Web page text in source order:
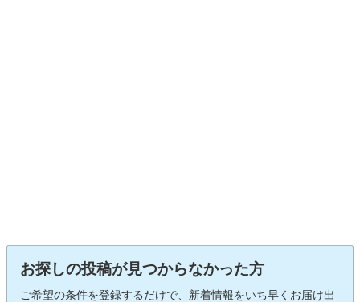
お探しの投稿が見つからなかった方
ご希望の条件を登録するだけで、新着情報をいち早くお届け出